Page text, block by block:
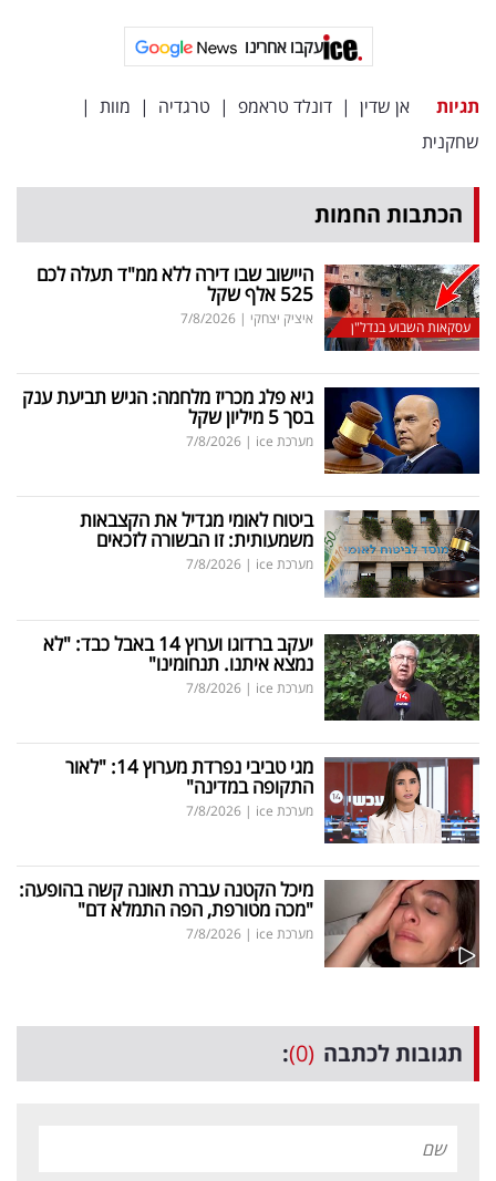
עקבו
אחרינו:
עקבו אחרינו
תגיות אן שדין | דונלד טראמפ | טרגדיה | מוות |
שחקנית
הכתבות החמות
עסקאות השבוע בנדל"ן
היישוב שבו דירה ללא ממ"ד תעלה לכם
525 אלף שקל
איציק יצחקי |
7/8/2026
גיא פלג מכריז מלחמה: הגיש תביעת ענק
בסך 5 מיליון שקל
מערכת ice |
7/8/2026
ביטוח לאומי מגדיל את הקצבאות
משמעותית: זו הבשורה לזכאים
מערכת ice |
7/8/2026
יעקב ברדוגו וערוץ 14 באבל כבד: "לא
נמצא איתנו. תנחומינו"
מערכת ice |
7/8/2026
מגי טביבי נפרדת מערוץ 14: "לאור
התקופה במדינה"
מערכת ice |
7/8/2026
מיכל הקטנה עברה תאונה קשה בהופעה:
"מכה מטורפת, הפה התמלא דם"
מערכת ice |
7/8/2026
תגובות לכתבה (0)
: